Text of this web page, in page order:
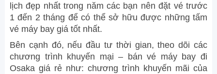
lịch đẹp nhất trong năm các bạn nên đặt vé trước
1 đến 2 tháng để có thể sở hữu được những tấm
vé máy bay giá tốt nhất.
Bên cạnh đó, nếu đầu tư thời gian, theo dõi các
chương trình khuyến mại – bán vé máy bay đi
Osaka giá rẻ như: chương trình khuyến mãi của